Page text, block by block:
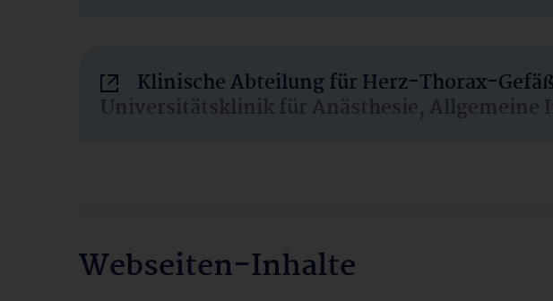
Klinische Abteilung für Herz-Thorax-
Universitätsklinik für Anästhesie, Allgemeine
Webseiten-Inhalte